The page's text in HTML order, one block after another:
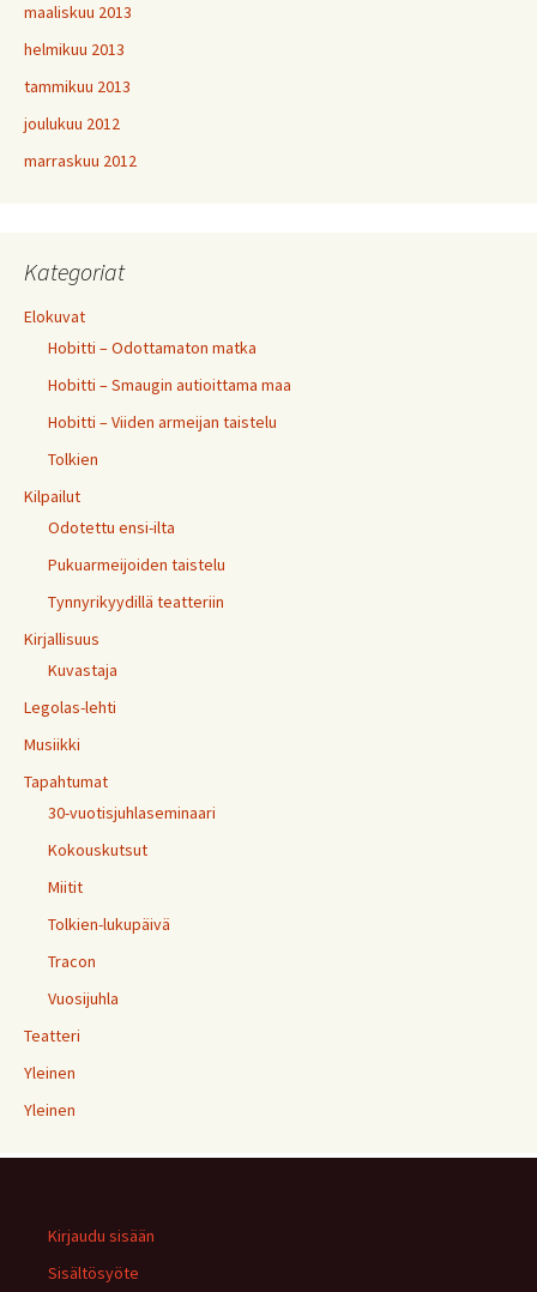
maaliskuu 2013
helmikuu 2013
tammikuu 2013
joulukuu 2012
marraskuu 2012
Kategoriat
Elokuvat
Hobitti – Odottamaton matka
Hobitti – Smaugin autioittama maa
Hobitti – Viiden armeijan taistelu
Tolkien
Kilpailut
Odotettu ensi-ilta
Pukuarmeijoiden taistelu
Tynnyrikyydillä teatteriin
Kirjallisuus
Kuvastaja
Legolas-lehti
Musiikki
Tapahtumat
30-vuotisjuhlaseminaari
Kokouskutsut
Miitit
Tolkien-lukupäivä
Tracon
Vuosijuhla
Teatteri
Yleinen
Yleinen
Kirjaudu sisään
Sisältösyöte